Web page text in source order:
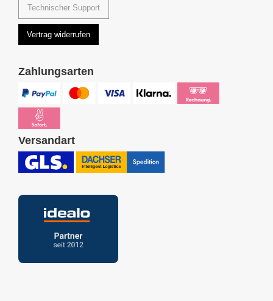
Technischer Support
Vertrag widerrufen
Zahlungsarten
Versandart